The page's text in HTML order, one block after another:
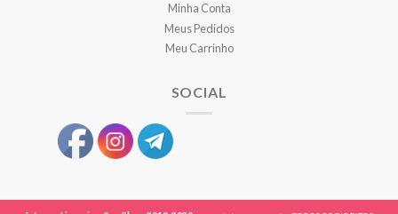
Minha Conta
Meus Pedidos
Meu Carrinho
SOCIAL